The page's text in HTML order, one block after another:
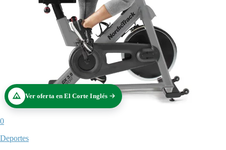
Ver oferta en El Corte Inglés
0
Deportes